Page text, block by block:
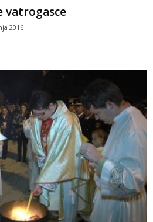
vatrogasce
2016